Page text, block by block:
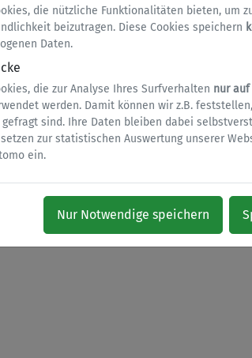
die nützliche Funktionalitäten bieten, um
beizutragen. Diese Cookies speichern
Daten.
die zur Analyse Ihres Surfverhalten nur
werden. Damit können wir z.B.
sind. Ihre Daten bleiben dabei
zur statistischen Auswertung unserer
ein.
Nur Notwendige speichern